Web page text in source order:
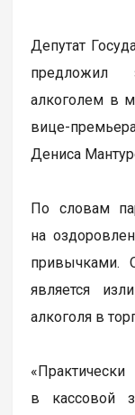
Депутат
предложил
алкоголем в
вице-
Дениса
По словам
на
привычками.
является
алкоголя в
в кассовой